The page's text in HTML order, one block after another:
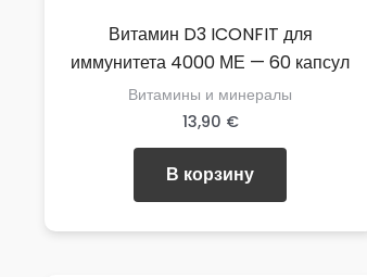
Витамин D3 ICONFIT для
иммунитета 4000 МЕ — 60 капсул
Витамины и минералы
13,90 €
В корзину